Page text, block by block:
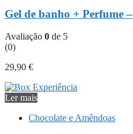
Gel de banho + Perfume –
Avaliação 0 de 5
(0)
29,90 €
Ler mais
Chocolate e Amêndoas